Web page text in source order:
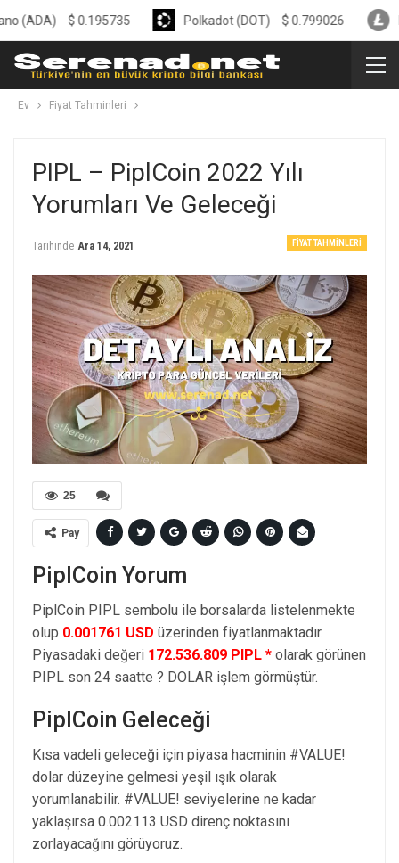
Ev Fiyat Tahminleri
PIPL – PiplCoin 2022 Yılı
Yorumları Ve Geleceği
FIYAT TAHMINLERI
Tarihinde Ara 14, 2021
25
Pay
PiplCoin Yorum
PiplCoin PIPL sembolu ile borsalarda listelenmekte
olup 0.001761 USD üzerinden fiyatlanmaktadır.
Piyasadaki değeri 172.536.809 PIPL * olarak görünen
PIPL son 24 saatte ? DOLAR işlem görmüştür.
PiplCoin Geleceği
Kısa vadeli geleceği için piyasa hacminin #VALUE!
dolar düzeyine gelmesi yeşil ışık olarak
yorumlanabilir. #VALUE! seviyelerine ne kadar
yaklaşırsa 0.002113 USD direnç noktasını
zorlayacağını görüyoruz.
$0.195735 Polkadot (DOT) $0.799026